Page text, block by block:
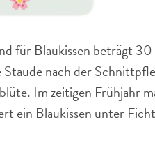
für Blaukissen beträgt
nach der
Im zeitigen Frühjahr
ein Blaukissen unter